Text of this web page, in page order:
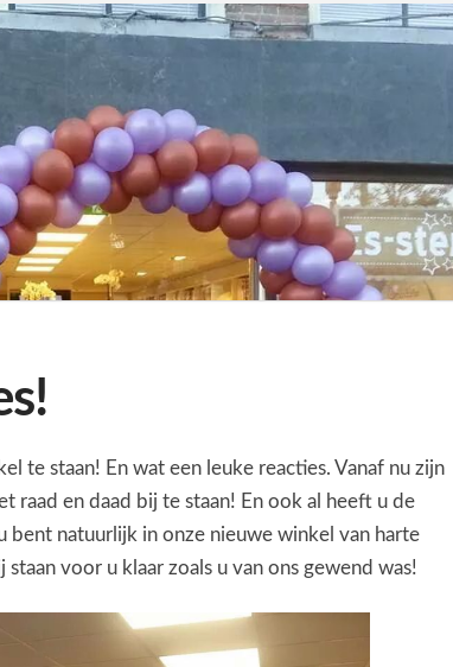
te staan! En wat een leuke reacties. Vanaf nu zijn
raad en daad bij te staan! En ook al heeft u de
bent natuurlijk in onze nieuwe winkel van harte
voor u klaar zoals u van ons gewend was!